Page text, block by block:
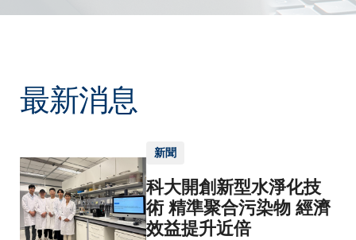
最新消息
新聞
科大開創新型水淨化技
術 精準聚合污染物 經濟
效益提升近倍